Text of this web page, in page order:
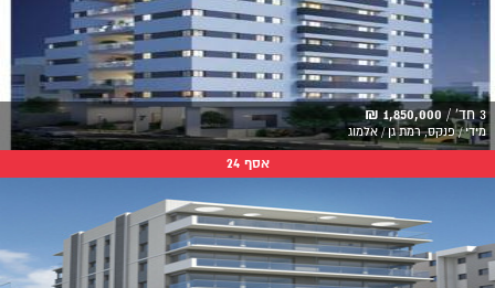
3 חד' / 1,850,000 ₪
מידי / פנקס, רמת גן / אלמוג
אסף 24